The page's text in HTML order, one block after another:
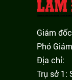
Giám
Phó
Địa chỉ:
Trụ sở 1: